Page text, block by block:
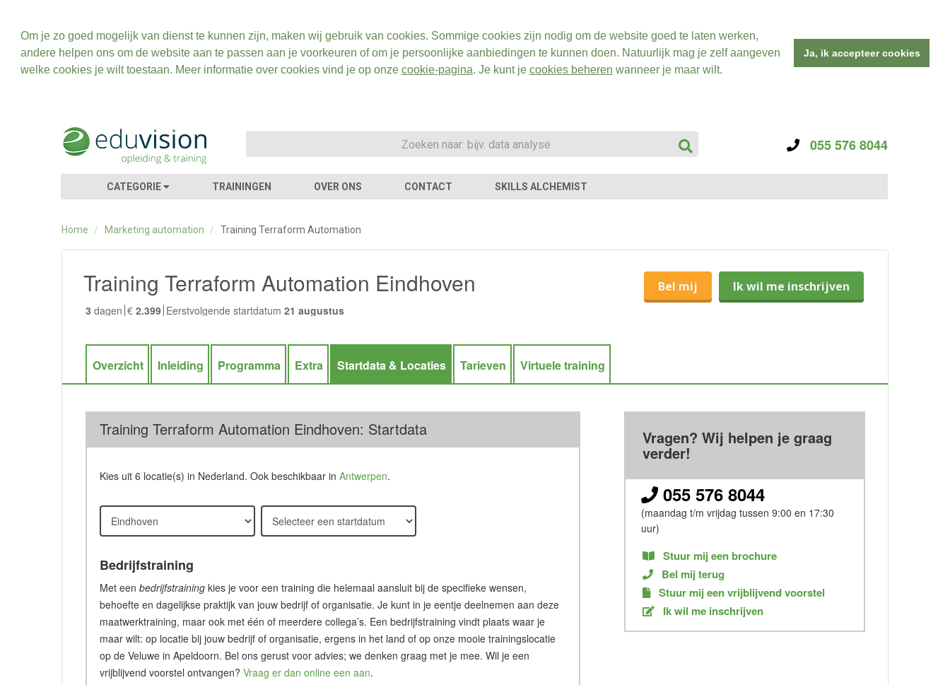
Om je zo goed mogelijk van dienst te kunnen zijn, maken wij gebruik van cookies. Sommige cookies zijn nodig om de website goed te laten werken,
andere helpen ons om de website aan te passen aan je voorkeuren of om je persoonlijke aanbiedingen te kunnen doen. Natuurlijk mag je zelf aangeven
welke cookies je wilt toestaan. Meer informatie over cookies vind je op onze cookie-pagina. Je kunt je cookies beheren wanneer je maar wilt.
Ja, ik accepteer cookies
055 576 8044
CATEGORIE TRAININGEN OVER ONS CONTACT SKILLS ALCHEMIST
Home / Marketing automation / Training Terraform Automation
Training Terraform Automation Eindhoven
3 dagen € 2.399 Eerstvolgende startdatum 21 augustus
Bel mij Ik wil me inschrijven
Overzicht Inleiding Programma Extra Startdata & Locaties Tarieven Virtuele training
Training Terraform Automation Eindhoven: Startdata
Kies uit 6 locatie(s) in Nederland. Ook beschikbaar in Antwerpen.
Bedrijfstraining
Met een bedrijfstraining kies je voor een training die helemaal aansluit bij de specifieke wensen,
behoefte en dagelijkse praktijk van jouw bedrijf of organisatie. Je kunt in je eentje deelnemen aan deze
maatwerktraining, maar ook met één of meerdere collega’s. Een bedrijfstraining vindt plaats waar je
maar wilt: op locatie bij jouw bedrijf of organisatie, ergens in het land of op onze mooie trainingslocatie
op de Veluwe in Apeldoorn. Bel ons gerust voor advies; we denken graag met je mee. Wil je een
vrijblijvend voorstel ontvangen? Vraag er dan online een aan.
Vragen? Wij helpen je graag
verder!
055 576 8044
(maandag t/m vrijdag tussen 9:00 en 17:30
uur)
Stuur mij een brochure
Bel mij terug
Stuur mij een vrijblijvend voorstel
Ik wil me inschrijven